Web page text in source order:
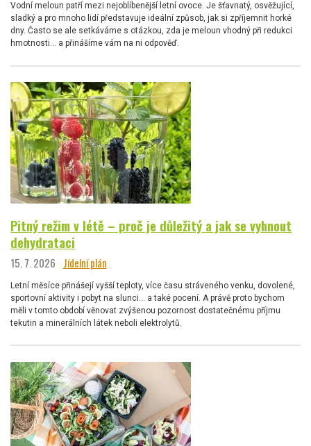
Vodní meloun patří mezi nejoblíbenější letní ovoce. Je šťavnatý, osvěžující,
sladký a pro mnoho lidí představuje ideální způsob, jak si zpříjemnit horké
dny. Často se ale setkáváme s otázkou, zda je meloun vhodný při redukci
hmotnosti… a přinášíme vám na ni odpověď.
Pitný režim v létě – proč je důležitý a jak se vyhnout
dehydrataci
15. 7. 2026 Jídelní plán
Letní měsíce přinášejí vyšší teploty, více času stráveného venku, dovolené,
sportovní aktivity i pobyt na slunci… a také pocení. A právě proto bychom
měli v tomto období věnovat zvýšenou pozornost dostatečnému příjmu
tekutin a minerálních látek neboli elektrolytů.